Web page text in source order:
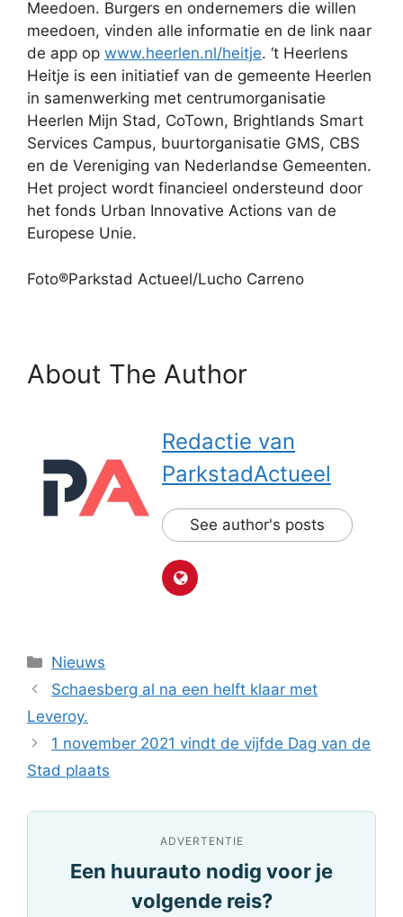
Meedoen. Burgers en ondernemers die willen
meedoen, vinden alle informatie en de link naar
de app op www.heerlen.nl/heitje. ‘t Heerlens
Heitje is een initiatief van de gemeente Heerlen
in samenwerking met centrumorganisatie
Heerlen Mijn Stad, CoTown, Brightlands Smart
Services Campus, buurtorganisatie GMS, CBS
en de Vereniging van Nederlandse Gemeenten.
Het project wordt financieel ondersteund door
het fonds Urban Innovative Actions van de
Europese Unie.
Foto®Parkstad Actueel/Lucho Carreno
About The Author
Redactie van
ParkstadActueel
See author's posts
Categorieën
Nieuws
Schaesberg al na een helft klaar met
Leveroy.
1 november 2021 vindt de vijfde Dag van de
Stad plaats
ADVERTENTIE
Een huurauto nodig voor je
volgende reis?